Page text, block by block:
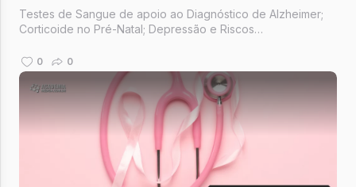
Testes de Sangue de apoio ao Diagnóstico de Alzheimer;
Corticoide no Pré-Natal; Depressão e Riscos
trabalhar; Psiquiatria do estilo de vida.
0 0